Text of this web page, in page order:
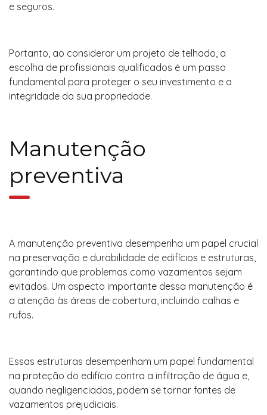
e seguros.
Portanto, ao considerar um projeto de telhado, a
escolha de profissionais qualificados é um passo
fundamental para proteger o seu investimento e a
integridade da sua propriedade.
Manutenção
preventiva
A manutenção preventiva desempenha um papel crucial
na preservação e durabilidade de edifícios e estruturas,
garantindo que problemas como vazamentos sejam
evitados. Um aspecto importante dessa manutenção é
a atenção às áreas de cobertura, incluindo calhas e
rufos.
Essas estruturas desempenham um papel fundamental
na proteção do edifício contra a infiltração de água e,
quando negligenciadas, podem se tornar fontes de
vazamentos prejudiciais.